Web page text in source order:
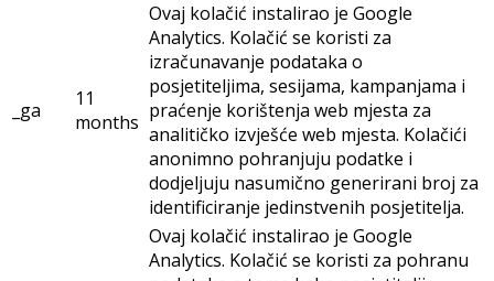
_ga
11
months
Ovaj kolačić instalirao je Google
Analytics. Kolačić se koristi za
izračunavanje podataka o
posjetiteljima, sesijama, kampanjama i
praćenje korištenja web mjesta za
analitičko izvješće web mjesta. Kolačići
anonimno pohranjuju podatke i
dodjeljuju nasumično generirani broj za
identificiranje jedinstvenih posjetitelja.
Ovaj kolačić instalirao je Google
Analytics. Kolačić se koristi za pohranu